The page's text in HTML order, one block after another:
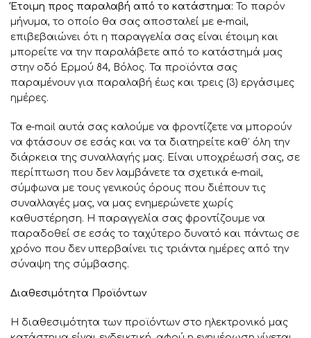
Έτοιμη προς παραλαβή από το κατάστημα: Το παρόν
μήνυμα, το οποίο θα σας αποσταλεί με e-mail,
επιβεβαιώνει ότι η παραγγελία σας είναι έτοιμη και
μπορείτε να την παραλάβετε από το κατάστημά μας
στην οδό Ερμού 84, Βόλος. Τα προϊόντα σας
παραμένουν για παραλαβή έως και τρεις (3) εργάσιμες
ημέρες.
Τα e-mail αυτά σας καλούμε να φροντίζετε να μπορούν
να φτάσουν σε εσάς και να τα διατηρείτε καθ’ όλη την
διάρκεια της συναλλαγής μας. Είναι υποχρέωσή σας, σε
περίπτωση που δεν λαμβάνετε τα σχετικά e-mail,
σύμφωνα με τους γενικούς όρους που διέπουν τις
συναλλαγές μας, να μας ενημερώνετε χωρίς
καθυστέρηση. Η παραγγελία σας φροντίζουμε να
παραδοθεί σε εσάς το ταχύτερο δυνατό και πάντως σε
χρόνο που δεν υπερβαίνει τις τριάντα ημέρες από την
σύναψη της σύμβασης.
Διαθεσιμότητα Προϊόντων
Η διαθεσιμότητα των προϊόντων στο ηλεκτρονικό μας